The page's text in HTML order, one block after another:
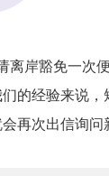
岸豁免一次
的经验来说，
再次出信询